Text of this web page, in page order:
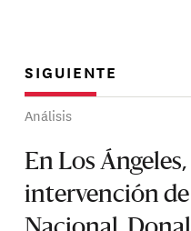
SIGUIENTE
Análisis
En Los
intervención de